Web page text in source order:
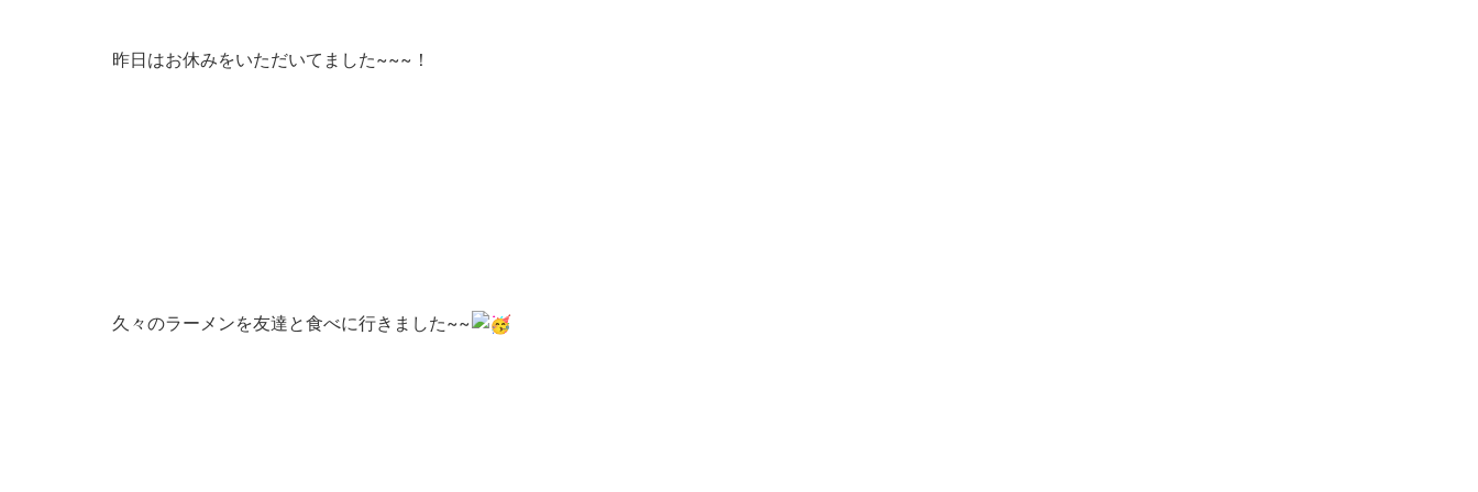
昨日はお休みをいただいてました~~~！
久々のラーメンを友達と食べに行きました~~